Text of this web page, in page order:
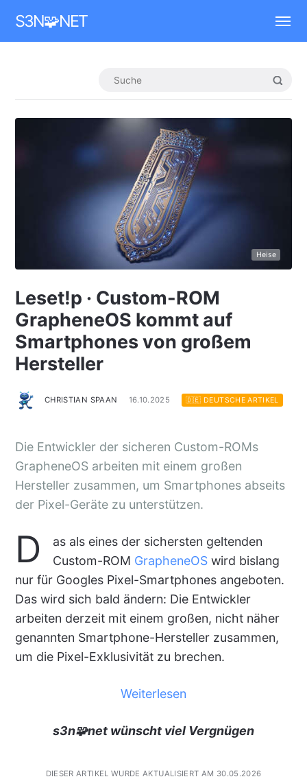
S3N🧩NET
Heise
Leset!p · Custom-ROM
GrapheneOS kommt auf
Smartphones von großem
Hersteller
CHRISTIAN SPAAN 16.10.2025 🇩🇪 DEUTSCHE ARTIKEL
Die Entwickler der sicheren Custom-ROMs
GrapheneOS arbeiten mit einem großen
Hersteller zusammen, um Smartphones abseits
der Pixel-Geräte zu unterstützen.
D
as als eines der sichersten geltenden
Custom-ROM GrapheneOSwird bislang
nur für Googles Pixel-Smartphones angeboten.
Das wird sich bald ändern: Die Entwickler
arbeiten derzeit mit einem großen, nicht näher
genannten Smartphone-Hersteller zusammen,
um die Pixel-Exklusivität zu brechen.
Weiterlesen
s3n🧩net wünscht viel Vergnügen
DIESER ARTIKEL WURDE AKTUALISIERT AM 30.05.2026